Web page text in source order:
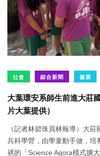
社會 綜合新聞 健康
大葉環安系師生前進大莊
片大葉提供）
（記者林碧珠員林報導）大
兵科學營，由學童動手做，培
祺的「Science Agora模式擴